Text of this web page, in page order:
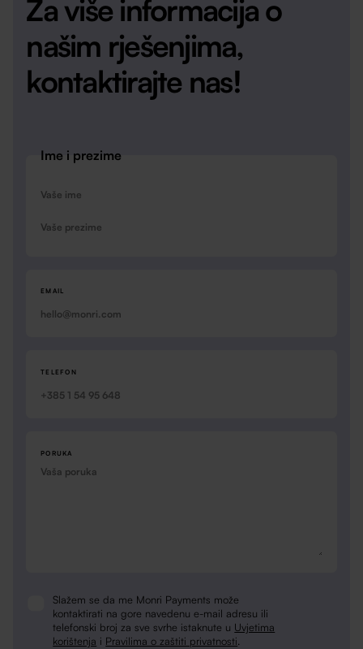
Za više informacija o
našim rješenjima,
kontaktirajte nas!
Ime i prezime
EMAIL
TELEFON
PORUKA
ConsentSlažem se da me Monri Payments može
kontaktirati na gore navedenu e-mail adresu ili
telefonski broj za sve svrhe istaknute u Uvjetima
korištenja i Pravilima o zaštiti privatnosti.